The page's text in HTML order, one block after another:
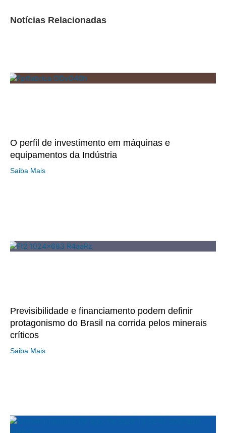
Notícias Relacionadas
O perfil de investimento em máquinas e
equipamentos da Indústria
Saiba Mais
Previsibilidade e financiamento podem definir
protagonismo do Brasil na corrida pelos minerais
críticos
Saiba Mais